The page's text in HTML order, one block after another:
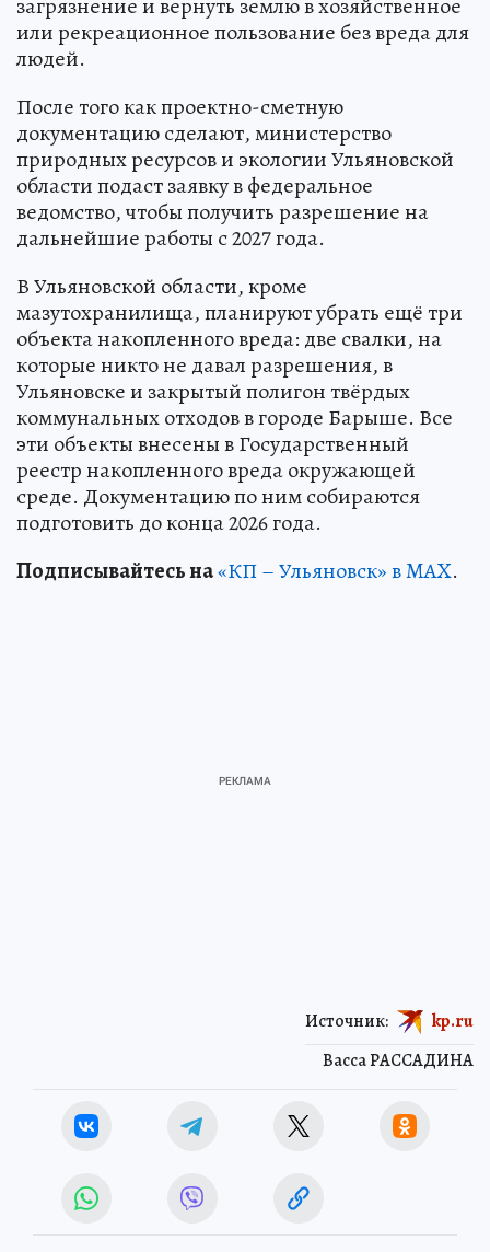
загрязнение и вернуть землю в хозяйственное
или рекреационное пользование без вреда для
людей.
После того как проектно-сметную
документацию сделают, министерство
природных ресурсов и экологии Ульяновской
области подаст заявку в федеральное
ведомство, чтобы получить разрешение на
дальнейшие работы с 2027 года.
В Ульяновской области, кроме
мазутохранилища, планируют убрать ещё три
объекта накопленного вреда: две свалки, на
которые никто не давал разрешения, в
Ульяновске и закрытый полигон твёрдых
коммунальных отходов в городе Барыше. Все
эти объекты внесены в Государственный
реестр накопленного вреда окружающей
среде. Документацию по ним собираются
подготовить до конца 2026 года.
Подписывайтесь на«КП – Ульяновск» в MAX.
Васса РАССАДИНА
Источник: kp.ru